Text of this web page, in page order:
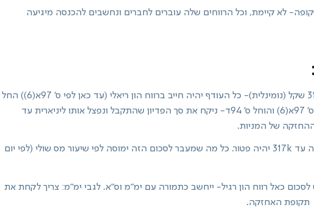
שקופה- לא קיימת, וכל הרווחים שלה עוברים לחברים ונחשבים להכנסה מיגיעה
אם הפדיון הוא מעל ל- 317,000 שקל (נומינלית)- כל העודף יהיה חייב ברווח הון ריאלי (עד כאן לפי ס' 97א(6)) החל
מתיקון 132 (מה- 1.1.03) בוטל ס' 97א(6) והוחל ס' 94ד- ניקח את סך הפדיון שהתקבל ונפצל אותו ליניארית עד
לגבי התקופה הראשונה- אם זה עד 317k יהיה פטור. כל מה שמעבר לסכום הזה ימוסה לפי שיעור מס שולי (לפי יום
כאל רווח הון רגיל- ייחשב כתמורה עם ימ"מ וס"א. לגבי ימ"מ: צריך לקחת את
תקופת האחזקה.